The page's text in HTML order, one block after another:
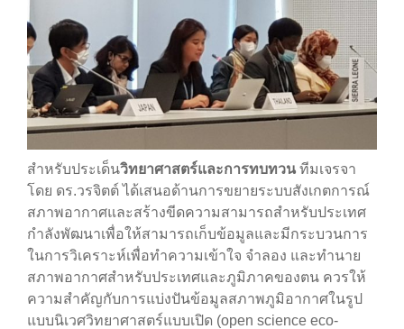
สำหรับประเด็นวิทยาศาสตร์และการทบทวน ทีมเจรจา
โดย ดร.วรจิตต์ ได้เสนอด้านการขยายระบบสังเกตการณ์
สภาพอากาศและสร้างขีดความสามารถสำหรับประเทศ
กำลังพัฒนาเพื่อให้สามารถเก็บข้อมูลและมีกระบวนการ
ในการวิเคราะห์เพื่อทำความเข้าใจ จำลอง และทำนาย
สภาพอากาศสำหรับประเทศและภูมิภาคของตน ควรให้
ความสำคัญกับการแบ่งปันข้อมูลสภาพภูมิอากาศในรูป
แบบนิเวศวิทยาศาสตร์แบบเปิด (open science eco-